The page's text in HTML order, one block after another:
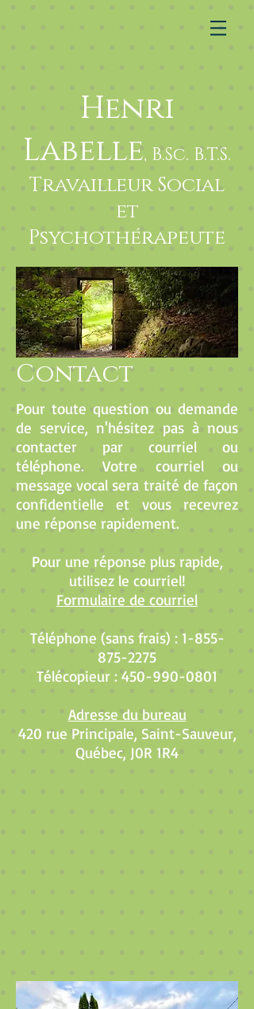
Henri
Labelle, B.Sc. B.T.S.
Travailleur Social
et
Psychothérapeute
Contact
Pour toute question ou demande
de service, n'hésitez pas à nous
contacter par courriel ou
téléphone. Votre courriel ou
message vocal sera traité de façon
confidentielle et vous recevrez
une réponse rapidement.
Pour une réponse plus rapide,
utilisez le courriel!
Formulaire de courriel
Téléphone (sans frais) : 1-855-
875-2275
Télécopieur : 450-990-0801
Adresse du bureau
420 rue Principale, Saint-Sauveur,
Québec, J0R 1R4